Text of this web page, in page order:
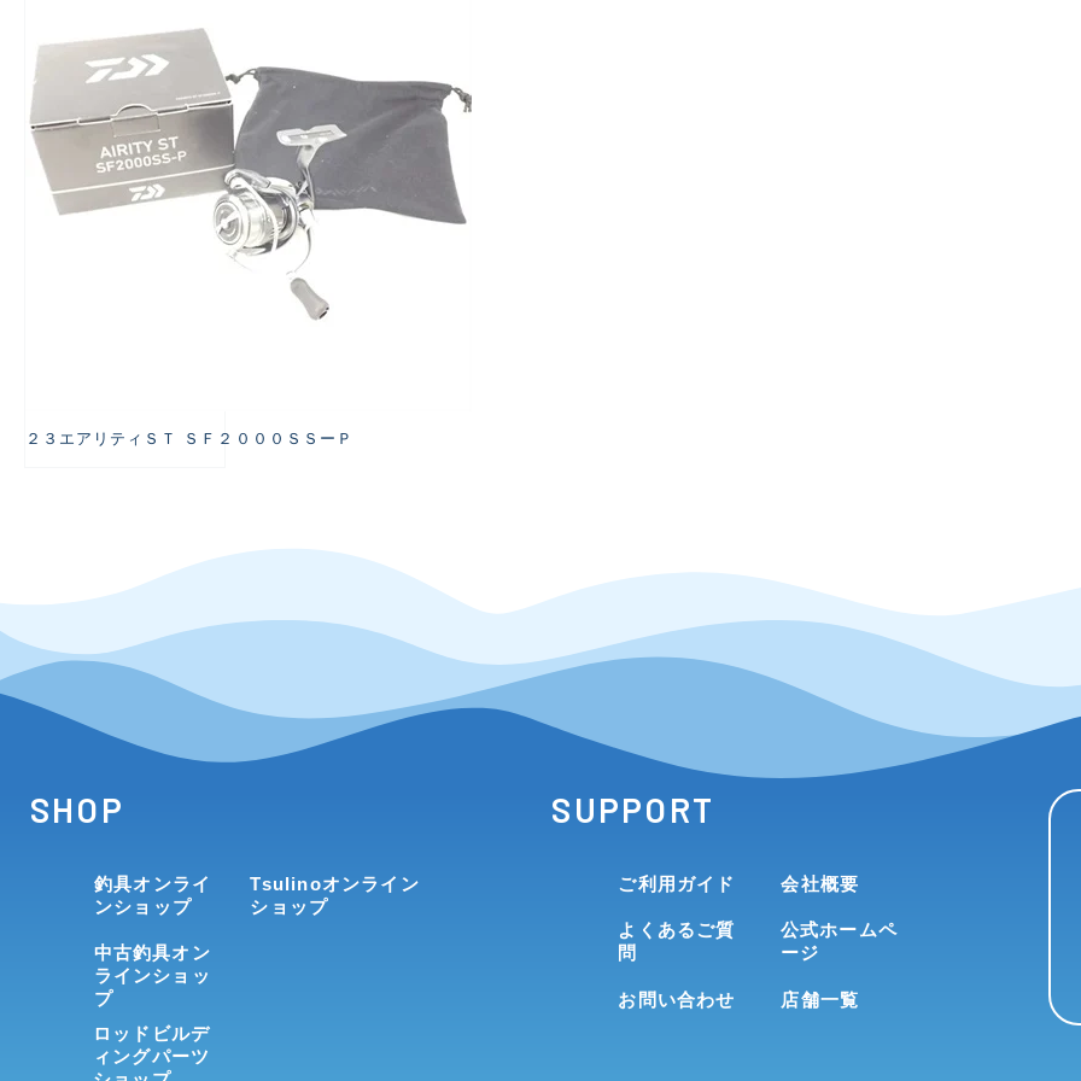
２３エアリティＳＴ ＳＦ２０００ＳＳーＰ
SHOP
釣具オンライ
ンショップ
中古釣具オン
ラインショッ
プ
ロッドビルデ
ィングパーツ
Tsulinoオンライン
ショップ
SUPPORT
ご利用ガイド
よくあるご質
問
お問い合わせ
会社概要
公式ホームペ
ージ
店舗一覧